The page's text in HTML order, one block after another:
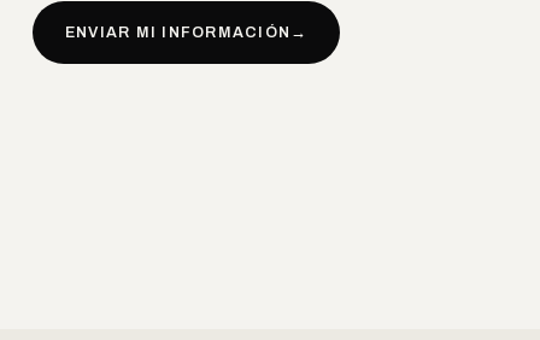
ENVIAR MI INFORMACIÓN →